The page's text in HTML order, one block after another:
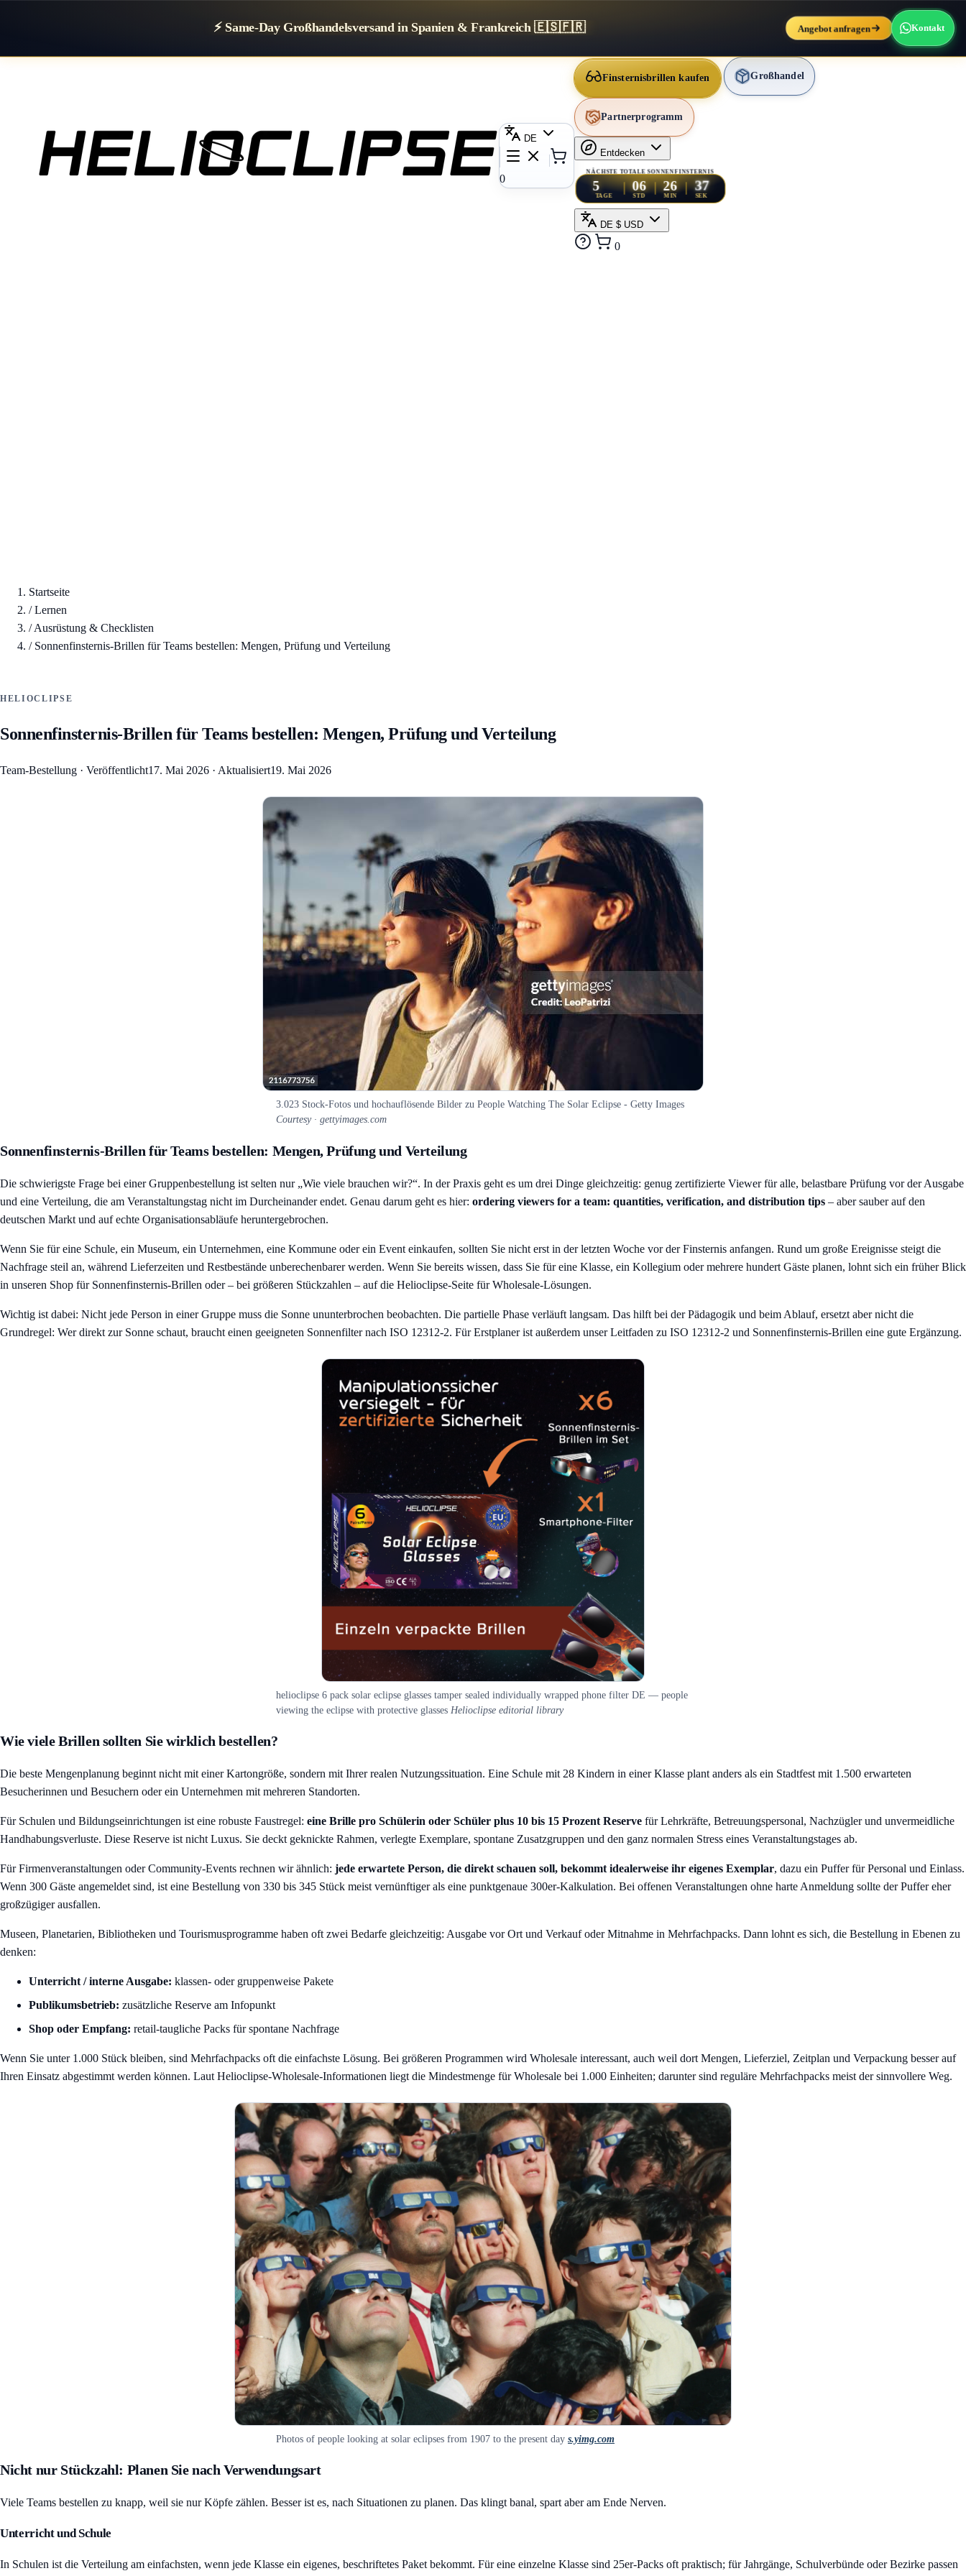
⚡ Same-Day Großhandelsversand in Spanien & Frankreich 🇪🇸🇫🇷 Angebot anfragen Kontakt
DE
0
Finsternisbrillen kaufen Großhandel
Partnerprogramm
Entdecken
NÄCHSTE TOTALE SONNENFINSTERNIS
5
TAGE
06
STD
26
MIN
35
SEK
DE $ USD
0
Startseite
/Lernen
/Ausrüstung & Checklisten
/ Sonnenfinsternis-Brillen für Teams bestellen: Mengen, Prüfung und Verteilung
HELIOCLIPSE
Sonnenfinsternis-Brillen für Teams bestellen: Mengen, Prüfung und Verteilung
Team-Bestellung · Veröffentlicht17. Mai 2026 · Aktualisiert19. Mai 2026
3.023 Stock-Fotos und hochauflösende Bilder zu People Watching The Solar Eclipse - Getty Images
Courtesy · gettyimages.com
Sonnenfinsternis-Brillen für Teams bestellen: Mengen, Prüfung und Verteilung
Die schwierigste Frage bei einer Gruppenbestellung ist selten nur „Wie viele brauchen wir?“. In der Praxis geht es um drei Dinge gleichzeitig: genug zertifizierte Viewer für alle, belastbare Prüfung vor der Ausgabe
und eine Verteilung, die am Veranstaltungstag nicht im Durcheinander endet. Genau darum geht es hier: ordering viewers for a team: quantities, verification, and distribution tips – aber sauber auf den
deutschen Markt und auf echte Organisationsabläufe heruntergebrochen.
Wenn Sie für eine Schule, ein Museum, ein Unternehmen, eine Kommune oder ein Event einkaufen, sollten Sie nicht erst in der letzten Woche vor der Finsternis anfangen. Rund um große Ereignisse steigt die
Nachfrage steil an, während Lieferzeiten und Restbestände unberechenbarer werden. Wenn Sie bereits wissen, dass Sie für eine Klasse, ein Kollegium oder mehrere hundert Gäste planen, lohnt sich ein früher Blick
in unseren Shop für Sonnenfinsternis-Brillen oder – bei größeren Stückzahlen – auf die Helioclipse-Seite für Wholesale-Lösungen.
Wichtig ist dabei: Nicht jede Person in einer Gruppe muss die Sonne ununterbrochen beobachten. Die partielle Phase verläuft langsam. Das hilft bei der Pädagogik und beim Ablauf, ersetzt aber nicht die
Grundregel: Wer direkt zur Sonne schaut, braucht einen geeigneten Sonnenfilter nach ISO 12312-2. Für Erstplaner ist außerdem unser Leitfaden zu ISO 12312-2 und Sonnenfinsternis-Brillen eine gute Ergänzung.
helioclipse 6 pack solar eclipse glasses tamper sealed individually wrapped phone filter DE — people
viewing the eclipse with protective glasses Helioclipse editorial library
Wie viele Brillen sollten Sie wirklich bestellen?
Die beste Mengenplanung beginnt nicht mit einer Kartongröße, sondern mit Ihrer realen Nutzungssituation. Eine Schule mit 28 Kindern in einer Klasse plant anders als ein Stadtfest mit 1.500 erwarteten
Besucherinnen und Besuchern oder ein Unternehmen mit mehreren Standorten.
Für Schulen und Bildungseinrichtungen ist eine robuste Faustregel: eine Brille pro Schülerin oder Schüler plus 10 bis 15 Prozent Reserve für Lehrkräfte, Betreuungspersonal, Nachzügler und unvermeidliche
Handhabungsverluste. Diese Reserve ist nicht Luxus. Sie deckt geknickte Rahmen, verlegte Exemplare, spontane Zusatzgruppen und den ganz normalen Stress eines Veranstaltungstages ab.
Für Firmenveranstaltungen oder Community-Events rechnen wir ähnlich: jede erwartete Person, die direkt schauen soll, bekommt idealerweise ihr eigenes Exemplar, dazu ein Puffer für Personal und Einlass.
Wenn 300 Gäste angemeldet sind, ist eine Bestellung von 330 bis 345 Stück meist vernünftiger als eine punktgenaue 300er-Kalkulation. Bei offenen Veranstaltungen ohne harte Anmeldung sollte der Puffer eher
großzügiger ausfallen.
Museen, Planetarien, Bibliotheken und Tourismusprogramme haben oft zwei Bedarfe gleichzeitig: Ausgabe vor Ort und Verkauf oder Mitnahme in Mehrfachpacks. Dann lohnt es sich, die Bestellung in Ebenen zu
denken:
Unterricht / interne Ausgabe: klassen- oder gruppenweise Pakete
Publikumsbetrieb: zusätzliche Reserve am Infopunkt
Shop oder Empfang: retail-taugliche Packs für spontane Nachfrage
Wenn Sie unter 1.000 Stück bleiben, sind Mehrfachpacks oft die einfachste Lösung. Bei größeren Programmen wird Wholesale interessant, auch weil dort Mengen, Lieferziel, Zeitplan und Verpackung besser auf
Ihren Einsatz abgestimmt werden können. Laut Helioclipse-Wholesale-Informationen liegt die Mindestmenge für Wholesale bei 1.000 Einheiten; darunter sind reguläre Mehrfachpacks meist der sinnvollere Weg.
Photos of people looking at solar eclipses from 1907 to the present day s.yimg.com
Nicht nur Stückzahl: Planen Sie nach Verwendungsart
Viele Teams bestellen zu knapp, weil sie nur Köpfe zählen. Besser ist es, nach Situationen zu planen. Das klingt banal, spart aber am Ende Nerven.
Unterricht und Schule
In Schulen ist die Verteilung am einfachsten, wenn jede Klasse ein eigenes, beschriftetes Paket bekommt. Für eine einzelne Klasse sind 25er-Packs oft praktisch; für Jahrgänge, Schulverbünde oder Bezirke passen